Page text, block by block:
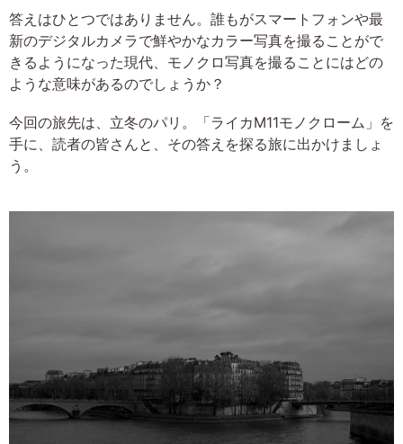
答えはひとつではありません。誰もがスマートフォンや最
新のデジタルカメラで鮮やかなカラー写真を撮ることがで
きるようになった現代、モノクロ写真を撮ることにはどの
ような意味があるのでしょうか？
今回の旅先は、立冬のパリ。「ライカM11モノクローム」を
手に、読者の皆さんと、その答えを探る旅に出かけましょ
う。